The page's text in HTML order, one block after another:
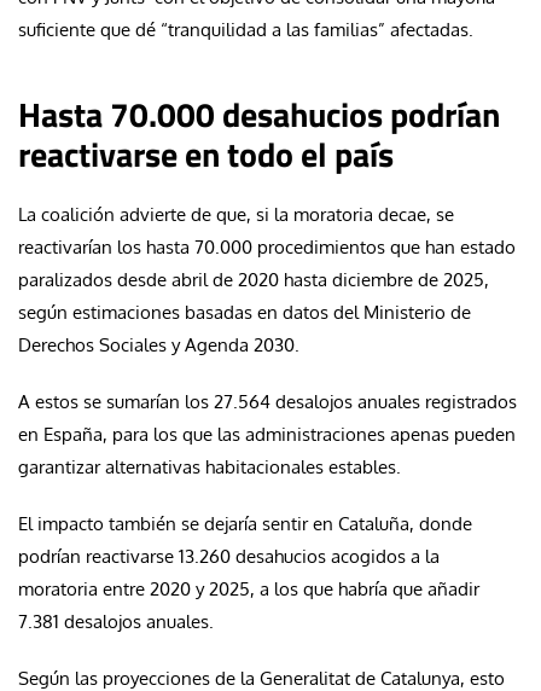
suficiente que dé “tranquilidad a las familias” afectadas.
Hasta 70.000 desahucios podrían
reactivarse en todo el país
La coalición advierte de que, si la moratoria decae, se
reactivarían los hasta 70.000 procedimientos que han estado
paralizados desde abril de 2020 hasta diciembre de 2025,
según estimaciones basadas en datos del Ministerio de
Derechos Sociales y Agenda 2030.
A estos se sumarían los 27.564 desalojos anuales registrados
en España, para los que las administraciones apenas pueden
garantizar alternativas habitacionales estables.
El impacto también se dejaría sentir en Cataluña, donde
podrían reactivarse 13.260 desahucios acogidos a la
moratoria entre 2020 y 2025, a los que habría que añadir
7.381 desalojos anuales.
Según las proyecciones de la Generalitat de Catalunya, esto